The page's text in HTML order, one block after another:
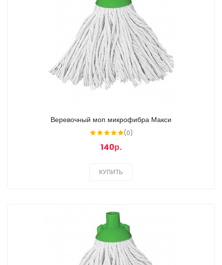
Веревочный моп микрофибра Макси
(0)
140р.
КУПИТЬ